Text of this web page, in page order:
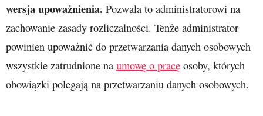
wersja upoważnienia. Pozwala to administratorowi na
zachowanie zasady rozliczalności. Tenże administrator
powinien upoważnić do przetwarzania danych osobowych
wszystkie zatrudnione na umowę o pracę osoby, których
obowiązki polegają na przetwarzaniu danych osobowych.